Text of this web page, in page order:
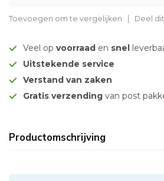
Toevoegen om te vergelijken Deel
Veel op voorraad en snel
Uitstekende service
Verstand van zaken
Gratis verzending van post
Productomschrijving